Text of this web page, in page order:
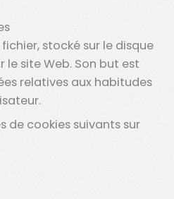
stocké sur le disque
le site Web. Son but est
relatives aux habitudes
de cookies suivants sur